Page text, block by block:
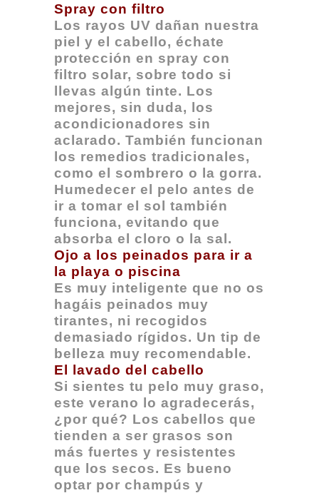
Spray con filtro
Los rayos UV dañan nuestra
piel y el cabello, échate
protección en spray con
filtro solar, sobre todo si
llevas algún tinte. Los
mejores, sin duda, los
acondicionadores sin
aclarado. También funcionan
los remedios tradicionales,
como el sombrero o la gorra.
Humedecer el pelo antes de
ir a tomar el sol también
funciona, evitando que
absorba el cloro o la sal.
Ojo a los peinados para ir a
la playa o piscina
Es muy inteligente que no os
hagáis peinados muy
tirantes, ni recogidos
demasiado rígidos. Un tip de
belleza muy recomendable.
El lavado del cabello
Si sientes tu pelo muy graso,
este verano lo agradecerás,
¿por qué? Los cabellos que
tienden a ser grasos son
más fuertes y resistentes
que los secos. Es bueno
optar por champús y